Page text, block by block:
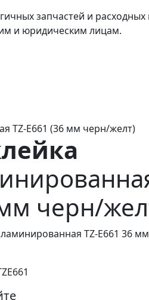
запчастей и
и юридическим лицам.
TZ-E661 (36 мм черн/желт)
черн/
TZ-E661 36